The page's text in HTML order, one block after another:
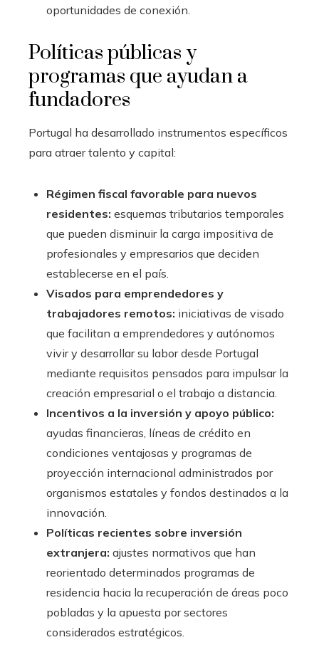
oportunidades de conexión.
Políticas públicas y
programas que ayudan a
fundadores
Portugal ha desarrollado instrumentos específicos
para atraer talento y capital:
Régimen fiscal favorable para nuevos
residentes: esquemas tributarios temporales
que pueden disminuir la carga impositiva de
profesionales y empresarios que deciden
establecerse en el país.
Visados para emprendedores y
trabajadores remotos: iniciativas de visado
que facilitan a emprendedores y autónomos
vivir y desarrollar su labor desde Portugal
mediante requisitos pensados para impulsar la
creación empresarial o el trabajo a distancia.
Incentivos a la inversión y apoyo público:
ayudas financieras, líneas de crédito en
condiciones ventajosas y programas de
proyección internacional administrados por
organismos estatales y fondos destinados a la
innovación.
Políticas recientes sobre inversión
extranjera: ajustes normativos que han
reorientado determinados programas de
residencia hacia la recuperación de áreas poco
pobladas y la apuesta por sectores
considerados estratégicos.